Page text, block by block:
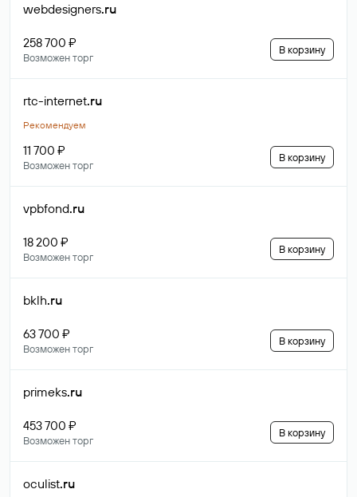
webdesigners.ru
258 700 ₽
Возможен торг
В корзину
rtc-internet.ru
Рекомендуем
11 700 ₽
Возможен торг
В корзину
vpbfond.ru
18 200 ₽
Возможен торг
В корзину
bklh.ru
63 700 ₽
Возможен торг
В корзину
primeks.ru
453 700 ₽
Возможен торг
В корзину
oculist.ru